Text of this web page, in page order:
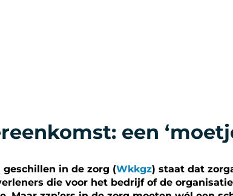
een
in de zorg (Wkkgz) staat dat
die voor het bedrijf of de